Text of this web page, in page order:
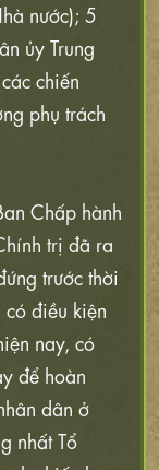
nước); 5
ủy Trung
chiến
phụ trách
Chấp hành
trị đã ra
trước thời
điều kiện
nay, có
để hoàn
dân ở
nhất Tổ